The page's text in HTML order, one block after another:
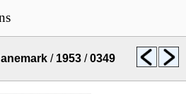
/ 1953 /0349